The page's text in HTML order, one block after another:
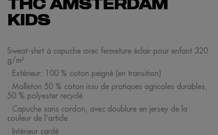
THC AMSTERDAM
KIDS
Sweat-shirt à capuche avec fermeture éclair pour enfant 320
g/m²
· Extérieur: 100 % coton peigné (en transition)
· Molleton 50 % coton issu de pratiques agricoles durables,
50 % polyester recyclé
· Capuche sans cordon, avec doublure en jersey de la
couleur de l'article
· Intérieur cardé